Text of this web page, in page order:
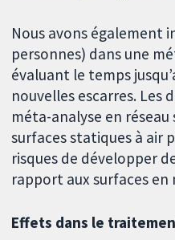
Nous avons également
personnes) dans une
évaluant le temps
nouvelles escarres. Les
méta-analyse en
surfaces statiques à air
risques de développer
rapport aux surfaces en
Effets dans le